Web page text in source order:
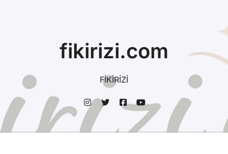
fikirizi.com
FİKİRİZİ